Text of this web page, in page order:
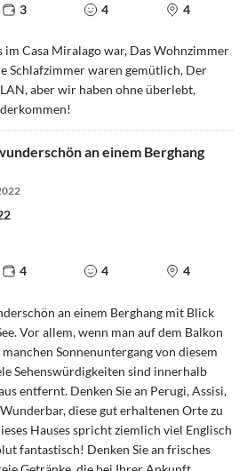
3 4 4
Casa Miralago war, Das Wohnzimmer
Schlafzimmer waren gemütlich, Der
aber wir haben ohne überlebt,
an einem Berghang
4 4 4
an einem Berghang mit Blick
Vor allem, wenn man auf dem Balkon
Sonnenuntergang von diesem
Sehenswürdigkeiten sind innerhalb
entfernt. Denken Sie an Perugi, Assisi,
diese gut erhaltenen Orte zu
Hauses spricht ziemlich viel Englisch
fantastisch! Denken Sie an frisches